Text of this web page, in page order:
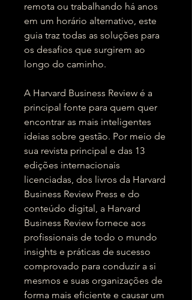
remota ou trabalhando há anos
em um horário alternativo, este
guia traz todas as soluções para
os desafios que surgirem ao
longo do caminho.
A Harvard Business Review é a
principal fonte para quem quer
encontrar as mais inteligentes
ideias sobre gestão. Por meio de
sua revista principal e das 13
edições internacionais
licenciadas, dos livros da Harvard
Business Review Press e do
conteúdo digital, a Harvard
Business Review fornece aos
profissionais de todo o mundo
insights e práticas de sucesso
comprovado para conduzir a si
mesmos e suas organizações de
forma mais eficiente e causar um